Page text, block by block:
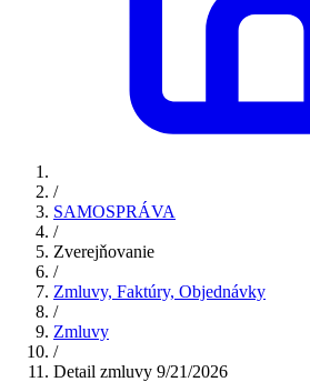
/
SAMOSPRÁVA
/
Zverejňovanie
/
Zmluvy, Faktúry, Objednávky
/
Zmluvy
/
Detail zmluvy 9/21/2026